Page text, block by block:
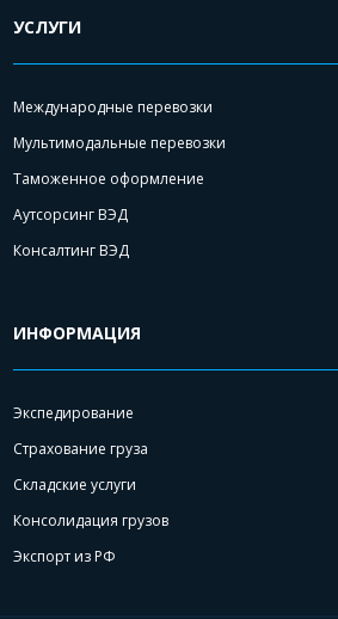
УСЛУГИ
Международные перевозки
Мультимодальные перевозки
Таможенное оформление
Аутсорсинг ВЭД
Консалтинг ВЭД
ИНФОРМАЦИЯ
Экспедирование
Страхование груза
Складские услуги
Консолидация грузов
Экспорт из РФ